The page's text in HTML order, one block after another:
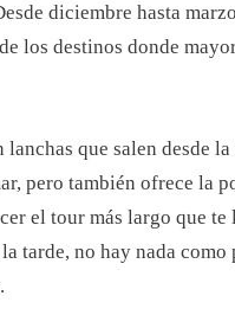
diciembre hasta
los destinos donde
que salen desde
pero también ofrece
el tour más largo que
tarde, no hay nada